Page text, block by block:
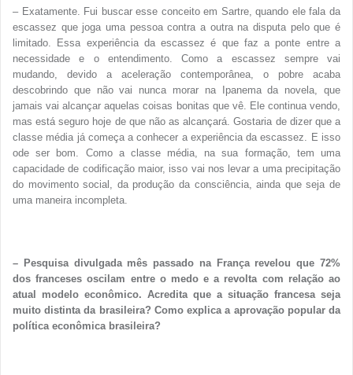
– Exatamente. Fui buscar esse conceito em Sartre, quando ele fala da
escassez que joga uma pessoa contra a outra na disputa pelo que é
limitado. Essa experiência da escassez é que faz a ponte entre a
necessidade e o entendimento. Como a escassez sempre vai
mudando, devido a aceleração contemporânea, o pobre acaba
descobrindo que não vai nunca morar na Ipanema da novela, que
jamais vai alcançar aquelas coisas bonitas que vê. Ele continua vendo,
mas está seguro hoje de que não as alcançará. Gostaria de dizer que a
classe média já começa a conhecer a experiência da escassez. E isso
ode ser bom. Como a classe média, na sua formação, tem uma
capacidade de codificação maior, isso vai nos levar a uma precipitação
do movimento social, da produção da consciência, ainda que seja de
uma maneira incompleta.
– Pesquisa divulgada mês passado na França revelou que 72%
dos franceses oscilam entre o medo e a revolta com relação ao
atual modelo econômico. Acredita que a situação francesa seja
muito distinta da brasileira? Como explica a aprovação popular da
política econômica brasileira?